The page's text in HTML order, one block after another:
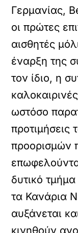
Γερμανίας,
οι πρώτες
αισθητές
έναρξη της
τον ίδιο, η
ωστόσο
προορισμών
δυτικό
τα Κανάρια
αυξάνεται
κινηθούν